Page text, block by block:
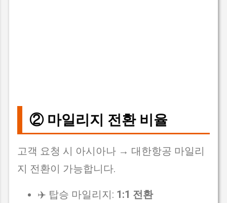
② 마일리지 전환 비율
고객 요청 시 아시아나 → 대한항공 마일리
지 전환이 가능합니다.
✈️ 탑승 마일리지: 1:1 전환